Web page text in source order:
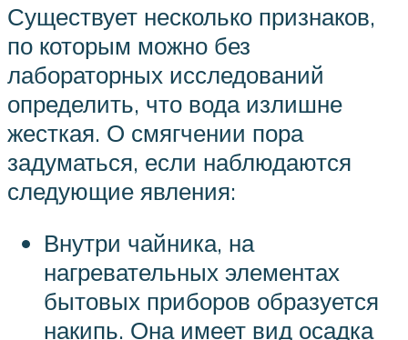
Существует несколько признаков,
по которым можно без
лабораторных исследований
определить, что вода излишне
жесткая. О смягчении пора
задуматься, если наблюдаются
следующие явления:
Внутри чайника, на
нагревательных элементах
бытовых приборов образуется
накипь. Она имеет вид осадка